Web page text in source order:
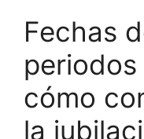
Fechas
cómo
la